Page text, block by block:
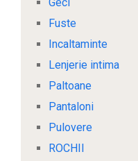
Fuste
Incaltaminte
Lenjerie intima
Paltoane
Pantaloni
Pulovere
ROCHII